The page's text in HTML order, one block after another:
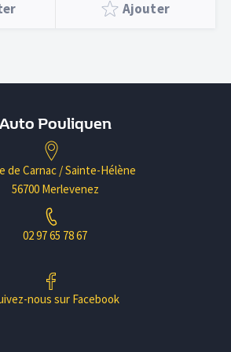
Ajouter
Auto Pouliquen
de Carnac / Sainte-Hélène
56700 Merlevenez
02 97 65 78 67
nous sur Facebook